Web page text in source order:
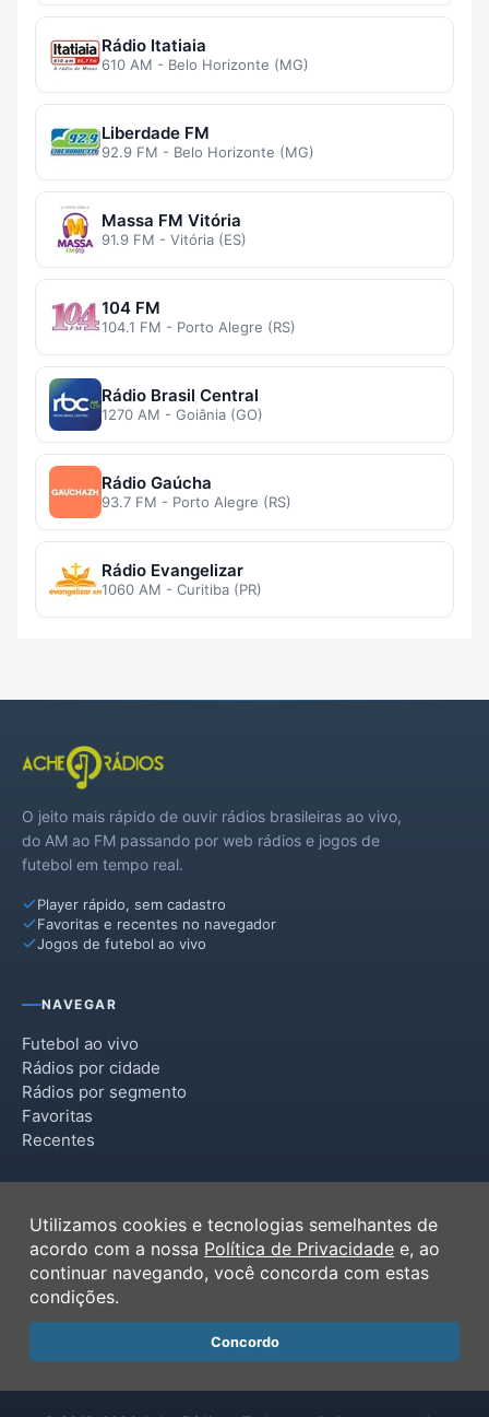
Rádio Itatiaia
610 AM - Belo Horizonte (MG)
Liberdade FM
92.9 FM - Belo Horizonte (MG)
Massa FM Vitória
91.9 FM - Vitória (ES)
104 FM
104.1 FM - Porto Alegre (RS)
Rádio Brasil Central
1270 AM - Goiânia (GO)
Rádio Gaúcha
93.7 FM - Porto Alegre (RS)
Rádio Evangelizar
1060 AM - Curitiba (PR)
O jeito mais rápido de ouvir rádios brasileiras ao vivo,
do AM ao FM passando por web rádios e jogos de
futebol em tempo real.
Player rápido, sem cadastro
Favoritas e recentes no navegador
Jogos de futebol ao vivo
NAVEGAR
Futebol ao vivo
Rádios por cidade
Rádios por segmento
Favoritas
Recentes
Termos de Uso
Política de Privacidade
Ferramentas
Contato
Utilizamos cookies e tecnologias semelhantes de
acordo com a nossa Política de Privacidade e, ao
continuar navegando, você concorda com estas
condições.
Concordo